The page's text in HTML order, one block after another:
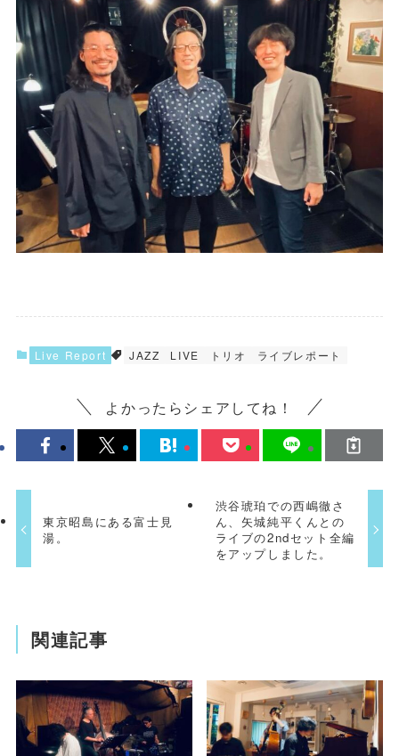
Live Report JAZZ LIVE トリオ ライブレポート
よかったらシェアしてね！
東京昭島にある富士見
湯。
渋谷琥珀での西嶋徹さ
ん、矢城純平くんとの
ライブの2ndセット全編
をアップしました。
関連記事